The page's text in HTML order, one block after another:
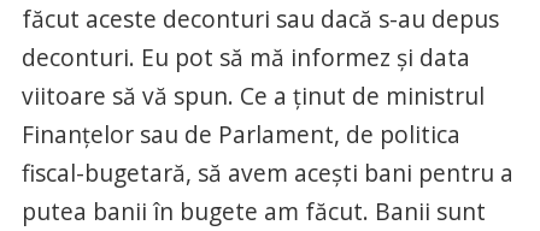
făcut aceste deconturi sau dacă s-au depus
deconturi. Eu pot să mă informez şi data
viitoare să vă spun. Ce a ţinut de ministrul
Finanţelor sau de Parlament, de politica
fiscal-bugetară, să avem aceşti bani pentru a
putea banii în bugete am făcut. Banii sunt